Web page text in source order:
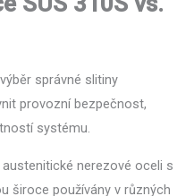
správné slitiny
provozní bezpečnost,
systému.
austenitické nerezové oceli s
široce používány v různých